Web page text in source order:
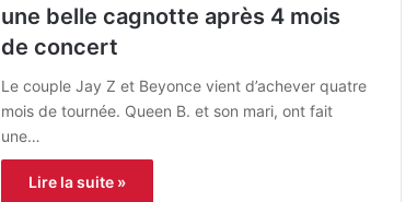
une belle cagnotte après 4 mois
de concert
Le couple Jay Z et Beyonce vient d’achever quatre
mois de tournée. Queen B. et son mari, ont fait
une…
Lire la suite »